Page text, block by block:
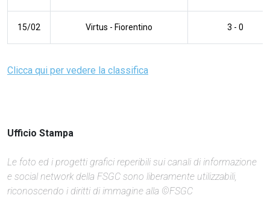
15/02 Virtus - Fiorentino 3 - 0
Clicca qui per vedere la classifica
Ufficio Stampa
Le foto ed i progetti grafici reperibili sui canali di informazione
e social network della FSGC sono liberamente utilizzabili,
riconoscendo i diritti di immagine alla ©FSGC